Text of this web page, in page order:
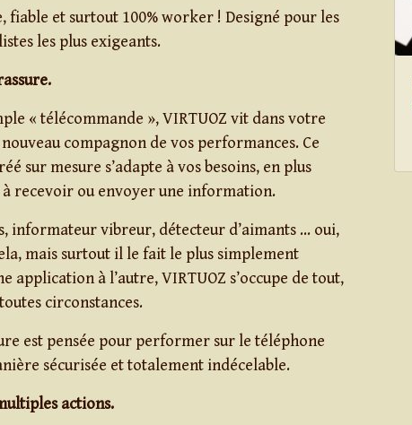
et surtout 100% worker ! Designé pour les
les plus exigeants.
« télécommande », VIRTUOZ vit dans votre
compagnon de vos performances. Ce
sur mesure s’adapte à vos besoins, en plus
recevoir ou envoyer une information.
informateur vibreur, détecteur d’aimants … oui,
mais surtout il le fait le plus simplement
application à l’autre, VIRTUOZ s’occupe de tout,
circonstances.
est pensée pour performer sur le téléphone
sécurisée et totalement indécelable.
actions.